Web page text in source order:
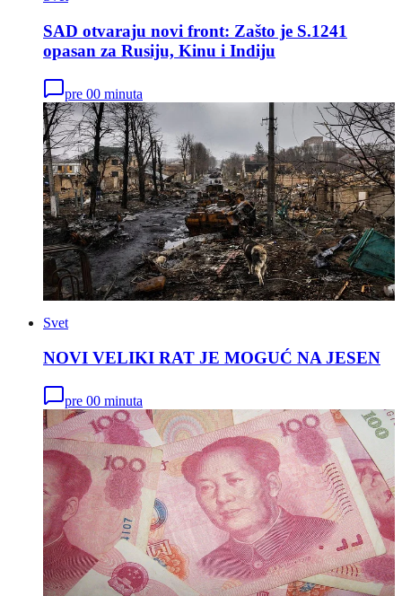
SAD otvaraju novi front: Zašto je S.1241
opasan za Rusiju, Kinu i Indiju
pre 00 minuta
Svet
NOVI VELIKI RAT JE MOGUĆ NA JESEN
pre 00 minuta